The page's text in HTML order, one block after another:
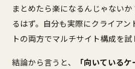
まとめたら楽になるんじゃない
るはず。自分も実際にクライア
トの両方でマルチサイト構成を試
結論から言うと、
「向いている